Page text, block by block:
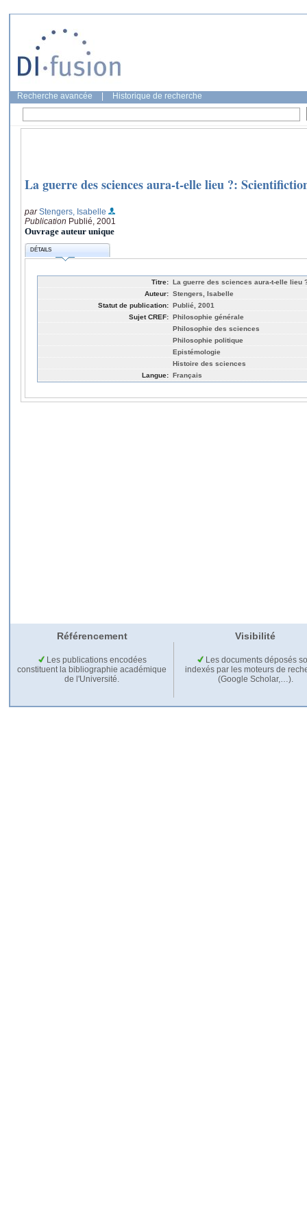
Recherche avancée Historique de recherche
La guerre des sciences aura-t-elle lieu ?:
parStengers, Isabelle
Publication Publié, 2001
Ouvrage auteur unique
DÉTAILS
Titre: La guerre des sciences aura-t-elle lieu
Auteur: Stengers, Isabelle
Statut de publication: Publié, 2001
Sujet CREF: Philosophie générale
Philosophie des sciences
Philosophie politique
Epistémologie
Histoire des sciences
Langue: Français
Référencement Visibilité
Les publications encodées
constituent la bibliographie académique
de l'Université.
Les documents déposés
indexés par les moteurs de
(Google Scholar,…).